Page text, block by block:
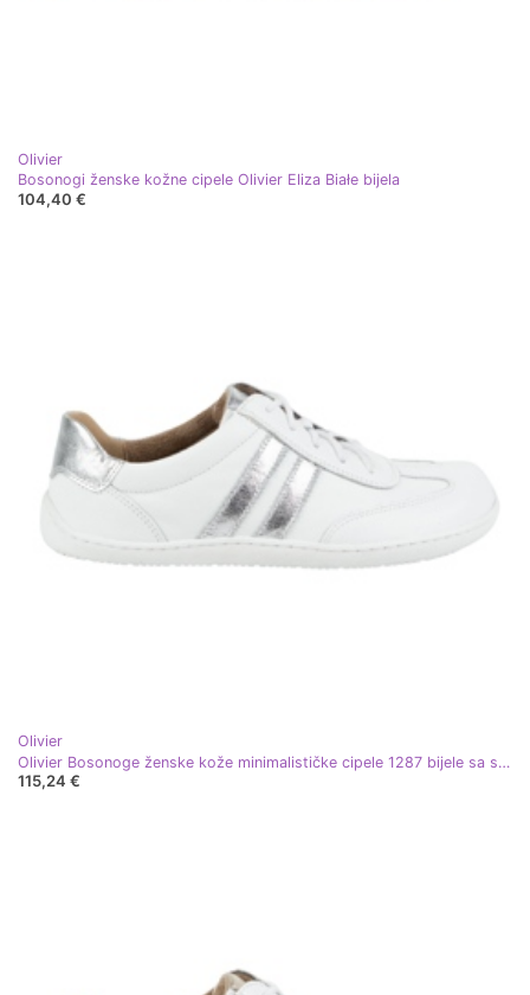
Olivier
Bosonogi ženske kožne cipele Olivier Eliza Białe bijela
104,40 €
Olivier
Olivier Bosonoge ženske kože minimalističke cipele 1287 bijele sa srebrnim tenisicama bijela
115,24 €